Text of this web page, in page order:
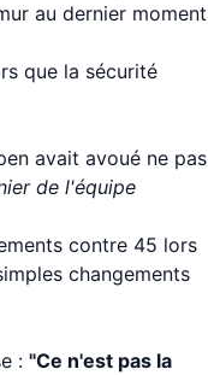
au dernier moment
que la sécurité
avait avoué ne pas
de l'équipe
contre 45 lors
changements
: "Ce n'est pas la